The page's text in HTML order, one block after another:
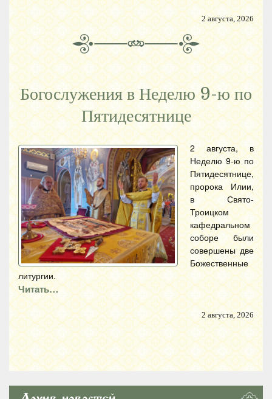
2 августа, 2026
Богослужения в Неделю 9-ю по
Пятидесятнице
2 августа, в
Неделю 9-ю по
Пятидесятнице,
пророка Илии,
в Свято-
Троицком
кафедральном
соборе были
совершены две
Божественные
литургии.
Читать…
2 августа, 2026